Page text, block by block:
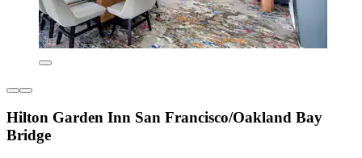
Hilton Garden Inn San Francisco/Oakland Bay
Bridge